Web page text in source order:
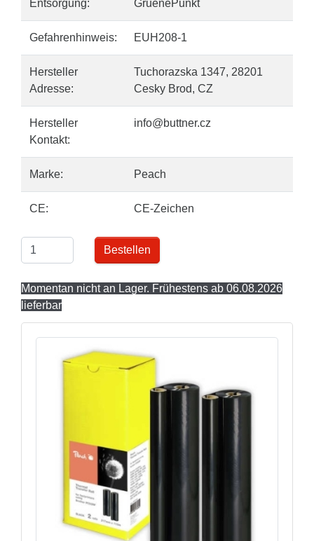
Entsorgung: GruenePunkt
Gefahrenhinweis: EUH208-1
Hersteller
Adresse:
Tuchorazska 1347, 28201
Cesky Brod, CZ
Hersteller
Kontakt:
info@buttner.cz
Marke: Peach
CE: CE-Zeichen
Bestellen
Momentan nicht an Lager. Frühestens ab 06.08.2026
lieferbar